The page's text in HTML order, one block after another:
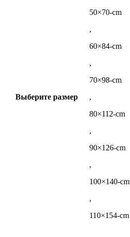
Выберите размер
50×70-cm
,
60×84-cm
,
70×98-cm
,
80×112-cm
,
90×126-cm
,
100×140-cm
,
110×154-cm